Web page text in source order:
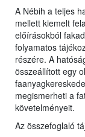
A Nébih a teljes
mellett kiemelt
előírásokból
folyamatos
részére. A
összeállított egy
megismerheti a
követelményeit.
Az összefoglaló